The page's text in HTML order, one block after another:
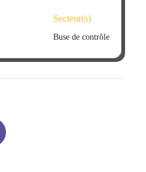
Secteur(s)
Buse de contrôle